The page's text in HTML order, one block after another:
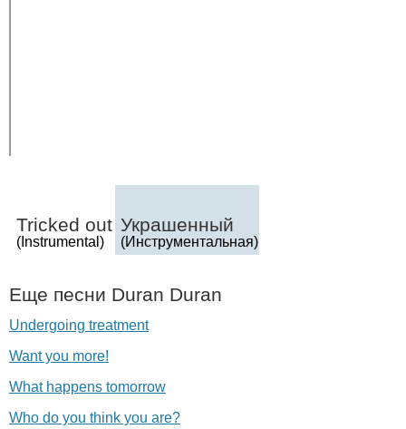
Tricked out
( Instrumental )
Украшенный
(Инструментальная)
Еще песни Duran Duran
Undergoing treatment
Want you more!
What happens tomorrow
Who do you think you are?